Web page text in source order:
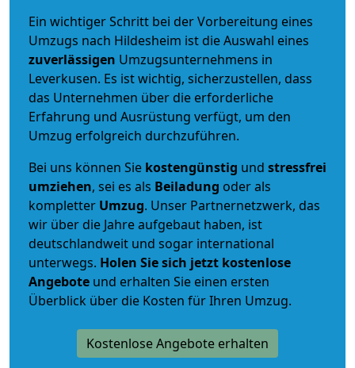
Ein wichtiger Schritt bei der Vorbereitung eines
Umzugs nach Hildesheim ist die Auswahl eines
zuverlässigen Umzugsunternehmens in
Leverkusen. Es ist wichtig, sicherzustellen, dass
das Unternehmen über die erforderliche
Erfahrung und Ausrüstung verfügt, um den
Umzug erfolgreich durchzuführen.
Bei uns können Sie kostengünstig und stressfrei
umziehen, sei es als Beiladung oder als
kompletter Umzug. Unser Partnernetzwerk, das
wir über die Jahre aufgebaut haben, ist
deutschlandweit und sogar international
unterwegs. Holen Sie sich jetzt kostenlose
Angebote und erhalten Sie einen ersten
Überblick über die Kosten für Ihren Umzug.
Kostenlose Angebote erhalten